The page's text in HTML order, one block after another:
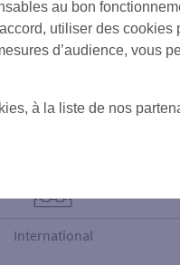
dédiés aux
International
au bon
utiliser des cookies
d’audience, vous
à la liste de nos